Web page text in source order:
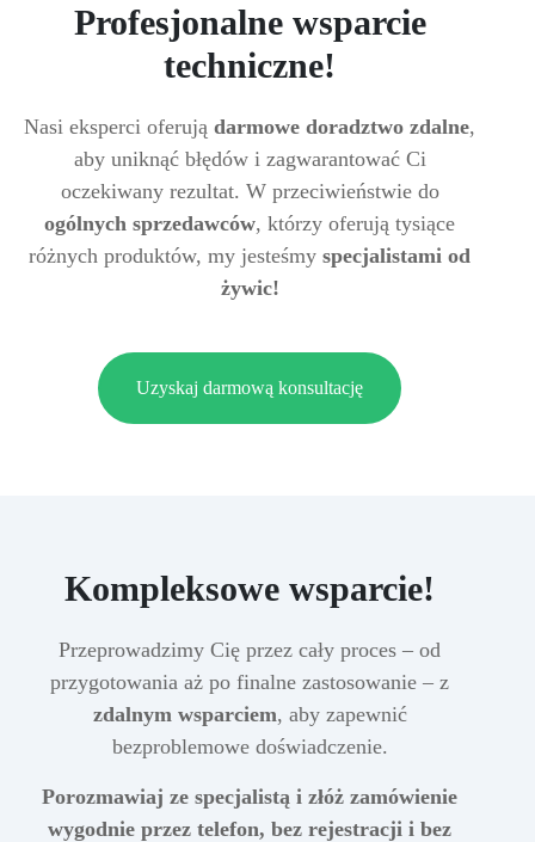
Profesjonalne wsparcie
techniczne!
Nasi eksperci oferują darmowe doradztwo zdalne,
aby uniknąć błędów i zagwarantować Ci
oczekiwany rezultat. W przeciwieństwie do
ogólnych sprzedawców, którzy oferują tysiące
różnych produktów, my jesteśmy specjalistami od
żywic!
Uzyskaj darmową konsultację
Kompleksowe wsparcie!
Przeprowadzimy Cię przez cały proces – od
przygotowania aż po finalne zastosowanie – z
zdalnym wsparciem, aby zapewnić
bezproblemowe doświadczenie.
Porozmawiaj ze specjalistą i złóż zamówienie
wygodnie przez telefon, bez rejestracji i bez